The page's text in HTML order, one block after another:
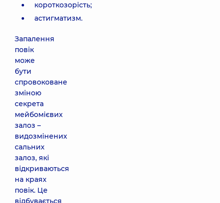
короткозорість;
астигматизм.
Запалення
повік
може
бути
спровоковане
зміною
секрета
мейбомієвих
залоз –
видозмінених
сальних
залоз, які
відкриваються
на краях
повік. Це
відбувається